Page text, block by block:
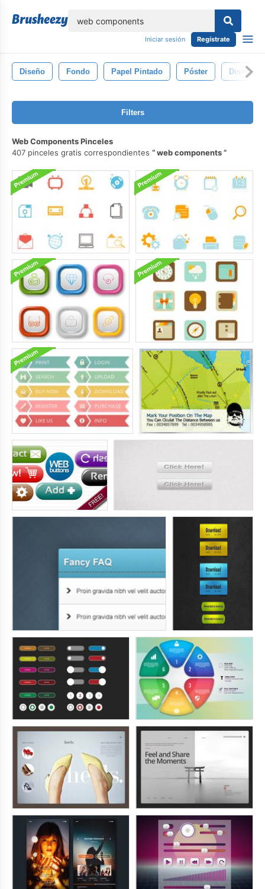
Iniciar sesión Regístrate
Diseño Fondo Papel Pintado Póster Diseño
Filters
Web Components Pinceles
407 pinceles gratis correspondientes
web components